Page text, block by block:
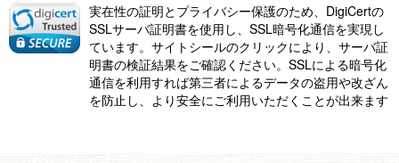
実在性の証明とプライバシー保護のため、DigiCertの
SSLサーバ証明書を使用し、SSL暗号化通信を実現し
ています。サイトシールのクリックにより、サーバ証
明書の検証結果をご確認ください。SSLによる暗号化
通信を利用すれば第三者によるデータの盗用や改ざん
を防止し、より安全にご利用いただくことが出来ます